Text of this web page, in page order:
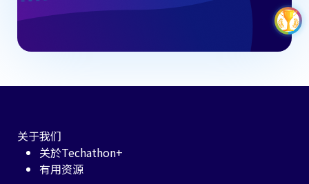
关于我们
关於Techathon+
有用资源